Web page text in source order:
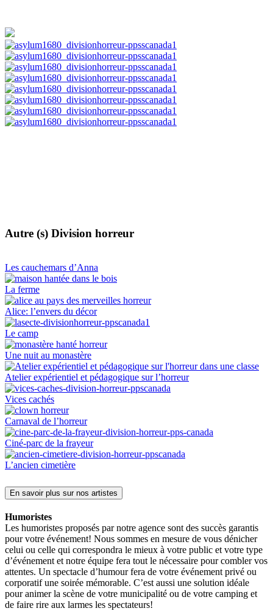
Autre (s) Division horreur
Les cauchemars d’Anna
La ferme
Alice: l’envers du décor
Le camp
Une nuit au monastère
Atelier expérientiel et pédagogique sur l’horreur
Vices cachés
Carnaval de l’horreur
Ciné-parc de la frayeur
L’ancien cimetière
En savoir plus sur nos artistes
Humoristes
Les humoristes proposés par notre agence sont des succès garantis
pour votre événement! Nous sommes en mesure de vous dénicher
celui ou celle qui correspondra le mieux à votre public et votre type
d’événement et notre équipe fera tout le nécessaire pour combler vos
attentes. Un spectacle d’humour fera de votre événement privé ou
corporatif une soirée mémorable. C’est aussi une solution idéale
pour animer la scène de votre municipalité ou de votre camping et
de faire rire aux larmes les spectateurs!